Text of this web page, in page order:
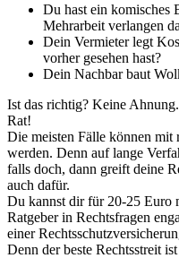
Du hast ein komisches
Mehrarbeit verlangen
Dein Vermieter legt
vorher gesehen hast?
Dein Nachbar baut
Ist das richtig? Keine
Rat!
Die meisten Fälle können
werden. Denn auf lange
falls doch, dann greift deine
auch dafür.
Du kannst dir für 20-25 Euro
Ratgeber in Rechtsfragen
einer
Denn der beste Rechtsstreit